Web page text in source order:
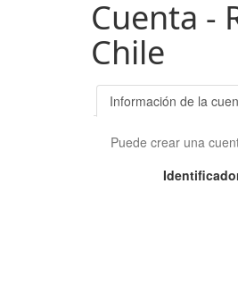
Cuenta -
Chile
Información de la
Puede crear una